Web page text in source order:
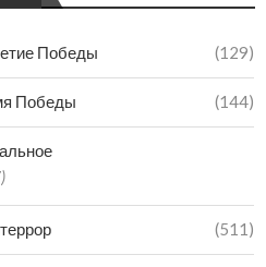
Победы (129)
Победы (144)
(511)